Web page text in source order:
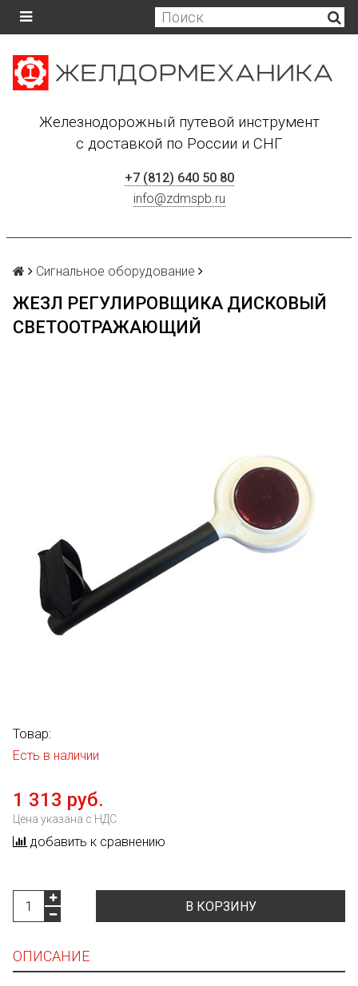
Железнодорожный путевой инструмент
с доставкой по России и СНГ
+7 (812) 640 50 80
info@zdmspb.ru
Сигнальное оборудование
ЖЕЗЛ РЕГУЛИРОВЩИКА ДИСКОВЫЙ
СВЕТООТРАЖАЮЩИЙ
Товар:
Есть в наличии
1 313 руб.
Цена указана с НДС
добавить к сравнению
В КОРЗИНУ
ОПИСАНИЕ